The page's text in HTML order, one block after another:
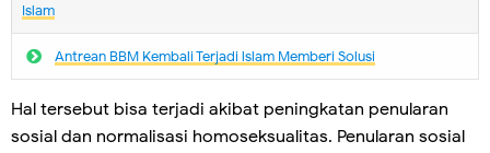
Islam
Antrean BBM Kembali Terjadi lslam Memberi Solusi
Hal tersebut bisa terjadi akibat peningkatan penularan
sosial dan normalisasi homoseksualitas. Penularan sosial